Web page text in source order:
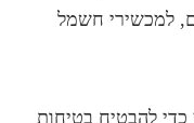
חשמל
בטיחות